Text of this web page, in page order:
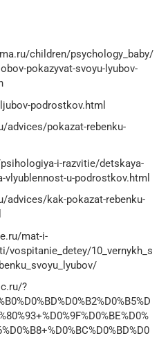
children/psychology_baby/
pokazyvat-svoyu-lyubov-
podrostkov.html
advices/pokazat-rebenku-
i-razvitie/detskaya-
vlyublennost-u-podrostkov.html
advices/kak-pokazat-rebenku-
mat-i-
10_vernykh_s
?